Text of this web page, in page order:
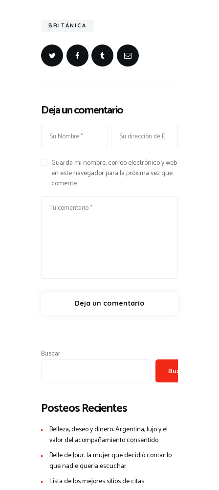
BRITÁNICA
Deja un comentario
Guarda mi nombre, correo electrónico y web
en este navegador para la próxima vez que
comente.
Buscar
Buscar
Posteos Recientes
Belleza, deseo y dinero: Argentina, lujo y el
valor del acompañamiento consentido
Belle de Jour: la mujer que decidió contar lo
que nadie quería escuchar
Lista de los mejores sitios de citas